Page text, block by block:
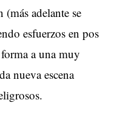
adelante se
esfuerzos en pos
a una muy
nueva escena